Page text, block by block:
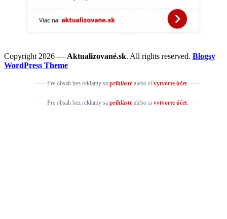
Copyright 2026 — Aktualizované.sk. All rights reserved. Blogsy
WordPress Theme
Pre obsah bez reklamy sa prihlástealebo si vytvorte účet.